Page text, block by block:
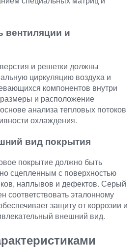
вентиляции и
и решетки должны
циркуляцию воздуха и
компонентов внутри
и расположение
анализа тепловых потоков
охлаждения.
вид покрытия
покрытие должно быть
сцепленным с поверхностью
наплывов и дефектов. Серый
соответствовать эталонному
защиту от коррозии и
внешний вид.